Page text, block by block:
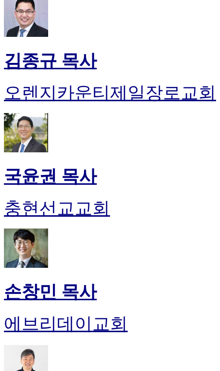
김종규 목사
오렌지카운티제일장로교회
국윤권 목사
충현선교교회
손창민 목사
에브리데이교회